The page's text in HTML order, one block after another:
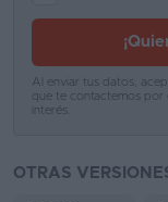
de
2026
Al enviar tus datos,
que te contactemos por
interés.
OTRAS